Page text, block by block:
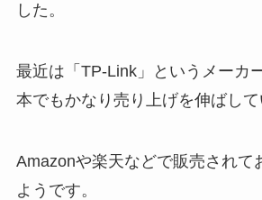
した。
最近は「TP-Link」というメーカ
本でもかなり売り上げを伸ばして
Amazonや楽天などで販売されて
ようです。